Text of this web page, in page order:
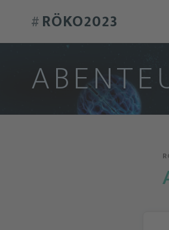
#RÖKO2023
ABENTE